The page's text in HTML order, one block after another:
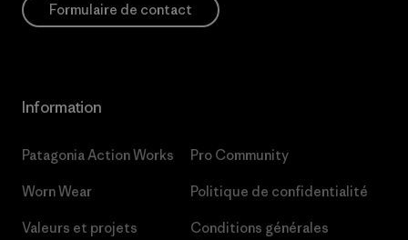
Formulaire de contact
Information
Patagonia Action Works
Worn Wear
Valeurs et projets
Pro Community
Politique de confidentialité
Conditions générales